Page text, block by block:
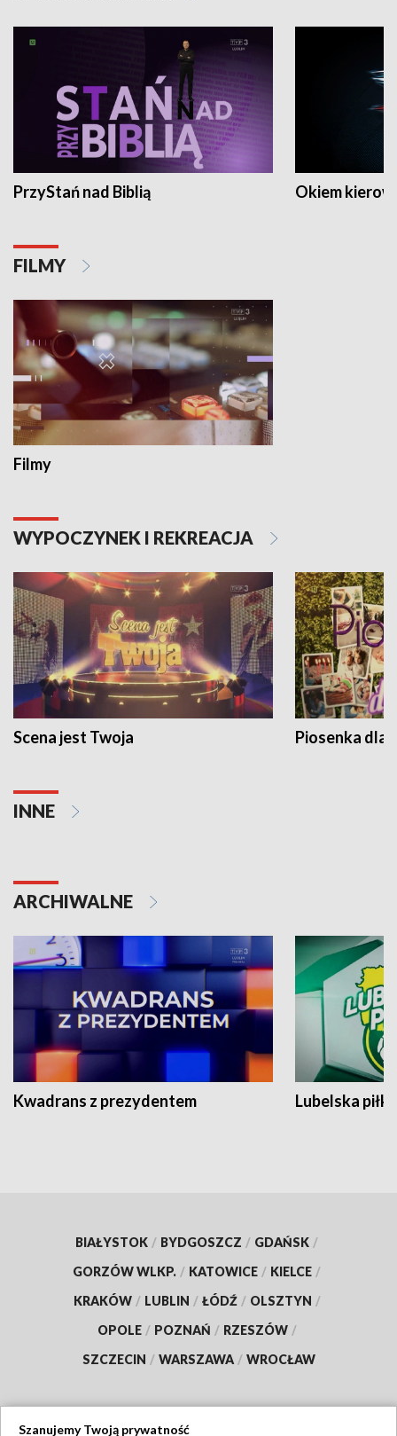
PrzyStań nad Biblią Okiem
FILMY
Filmy
WYPOCZYNEK I REKREACJA
Scena jest Twoja Piosenka dla
INNE
ARCHIWALNE
Kwadrans z prezydentem Lubelska piłka
BIAŁYSTOK / BYDGOSZCZ / GDAŃSK /
GORZÓW WLKP. / KATOWICE / KIELCE /
KRAKÓW / LUBLIN / ŁÓDŹ / OLSZTYN /
OPOLE / POZNAŃ / RZESZÓW /
SZCZECIN / WARSZAWA / WROCŁAW
Szanujemy Twoją prywatność